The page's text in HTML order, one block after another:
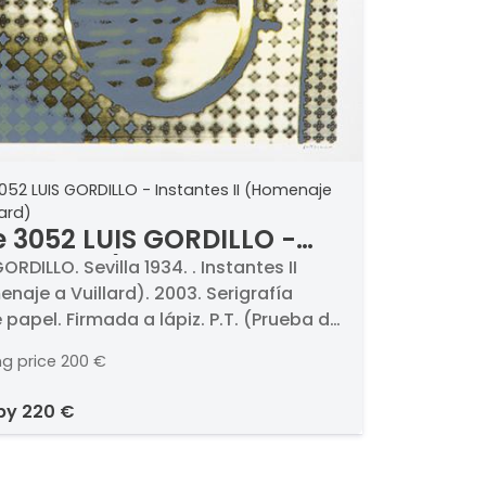
LUIS GORDILLO - Instantes II (Homenaje
3052 LUIS GORDILLO -
II (Homenaje a
Sevilla 1934. . Instantes II
a Vuillard). 2003. Serigrafía
Firmada a lápiz. P.T. (Prueba de
price 200 €
220 €